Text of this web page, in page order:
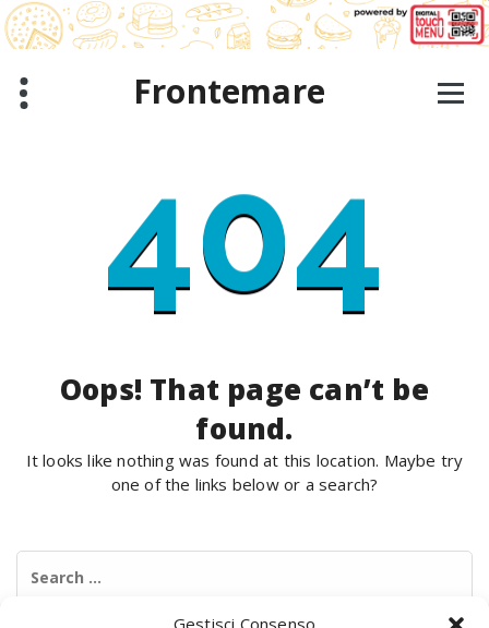
Gestisci Consenso
Skip
to
content
Frontemare
404
Oops! That page can’t be
found.
It looks like nothing was found at this location. Maybe try
one of the links below or a search?